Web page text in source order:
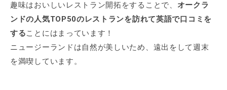
趣味はおいしいレストラン開拓をすることで、 オークラ
ンドの人気TOP50のレストランを訪れて英語で口コミを
することにはまっています！
ニュージーランドは自然が美しいため、遠出をして週末
を満喫しています。